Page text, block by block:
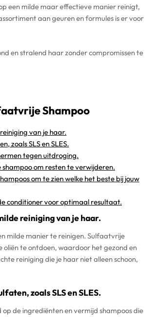
een milde maar effectieve manier reinigt,
aan geuren en formules is er voor
en stralend haar zonder compromissen te
Shampoo
van je haar.
zoals SLS en SLES.
tegen uitdroging.
om resten te verwijderen.
om te zien welke het beste bij jouw
conditioner voor optimaal resultaat.
reiniging van je haar.
milde manier te reinigen. Sulfaatvrije
te ontdoen, waardoor het gezond en
reiniging die je haar niet alleen schoon,
zoals SLS en SLES.
de ingrediënten en vermijd shampoos die